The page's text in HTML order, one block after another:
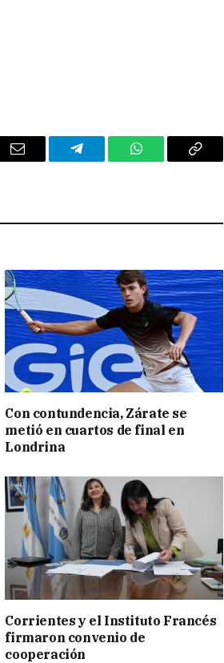
Email Telegram WhatsAppCopy
Con contundencia, Zárate se
metió en cuartos de final en
Londrina
Corrientes y el Instituto Francés
firmaron convenio de
cooperación